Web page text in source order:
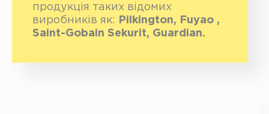
продукція таких відомих
виробників як:
Pilkington, Fuyao ,
Saint-Gobain Sekurit, Guardian.